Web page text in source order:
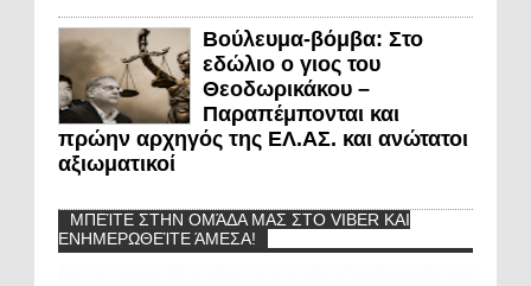
Βούλευμα-βόμβα: Στο
εδώλιο ο γιος του
Θεοδωρικάκου –
Παραπέμπονται και
πρώην αρχηγός της ΕΛ.ΑΣ. και ανώτατοι
αξιωματικοί
ΜΠΕΊΤΕ ΣΤΗΝ ΟΜΆΔΑ ΜΑΣ ΣΤΟ VIBER ΚΑΙ
ΕΝΗΜΕΡΩΘΕΊΤΕ ΆΜΕΣΑ!